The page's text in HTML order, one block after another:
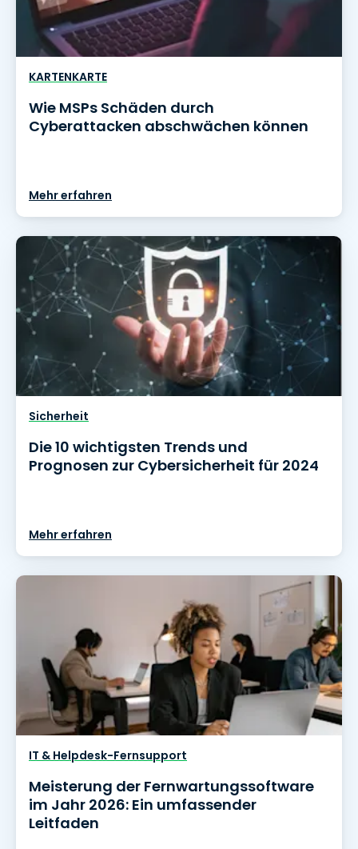
KARTENKARTE
Wie MSPs Schäden durch
Cyberattacken abschwächen können
Mehr erfahren
Sicherheit
Die 10 wichtigsten Trends und
Prognosen zur Cybersicherheit für 2024
Mehr erfahren
IT & Helpdesk-Fernsupport
Meisterung der Fernwartungssoftware
im Jahr 2026: Ein umfassender
Leitfaden